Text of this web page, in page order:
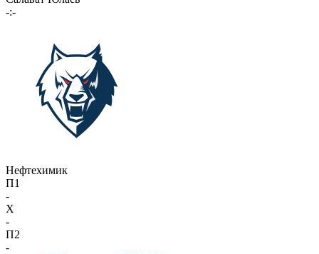
-:-
Нефтехимик
П1
-
X
-
П2
-